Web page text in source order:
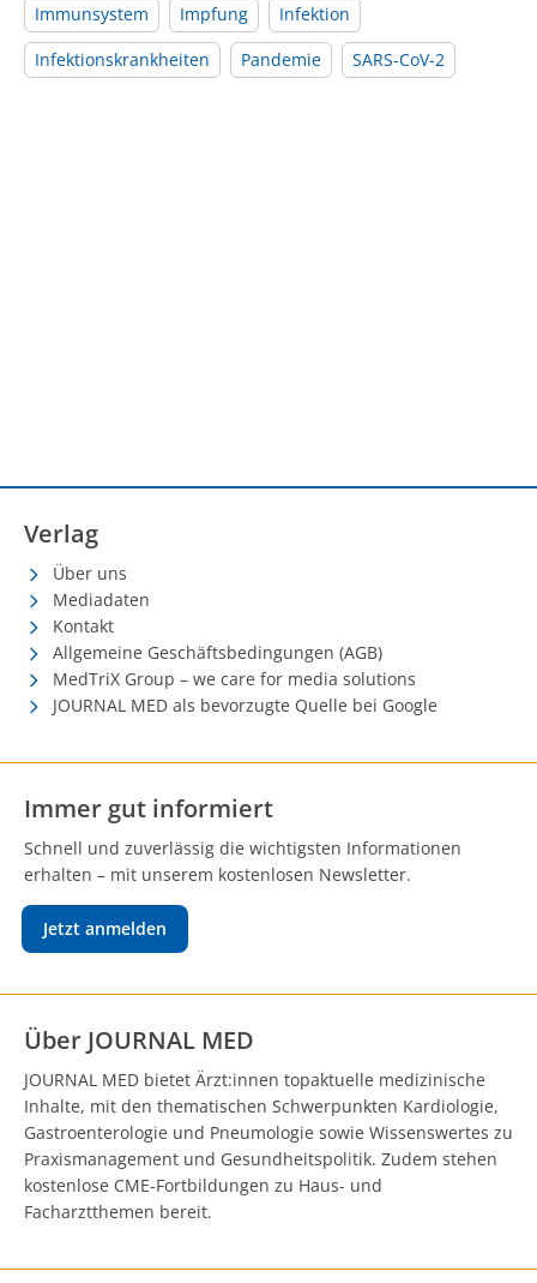
Immunsystem Impfung
Infektion
Infektionskrankheiten
Pandemie SARS-CoV-2
Verlag
Über uns
Mediadaten
Kontakt
Allgemeine Geschäftsbedingungen (AGB)
MedTriX Group – we care for media solutions
JOURNAL MED als bevorzugte Quelle bei Google
Immer gut informiert
Schnell und zuverlässig die wichtigsten Informationen
erhalten – mit unserem kostenlosen Newsletter.
Jetzt anmelden
Über JOURNAL MED
JOURNAL MED bietet Ärzt:innen topaktuelle medizinische
Inhalte, mit den thematischen Schwerpunkten Kardiologie,
Gastroenterologie und Pneumologie sowie Wissenswertes zu
Praxismanagement und Gesundheitspolitik. Zudem stehen
kostenlose CME-Fortbildungen zu Haus- und
Facharztthemen bereit.